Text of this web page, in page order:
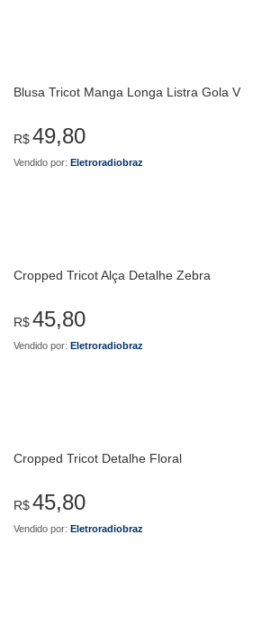
Blusa Tricot Manga Longa Listra Gola V
R$49,80
Vendido por: Eletroradiobraz
Cropped Tricot Alça Detalhe Zebra
R$45,80
Vendido por: Eletroradiobraz
Cropped Tricot Detalhe Floral
R$45,80
Vendido por: Eletroradiobraz